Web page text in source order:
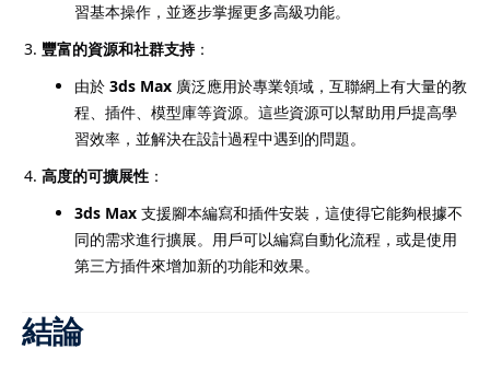
習基本操作，並逐步掌握更多高級功能。
豐富的資源和社群支持：
由於 3ds Max 廣泛應用於專業領域，互聯網上有大量的教
程、插件、模型庫等資源。這些資源可以幫助用戶提高學
習效率，並解決在設計過程中遇到的問題。
高度的可擴展性 ：
3ds Max 支援腳本編寫和插件安裝，這使得它能夠根據不
同的需求進行擴展。用戶可以編寫自動化流程，或是使用
第三方插件來增加新的功能和效果。
結論